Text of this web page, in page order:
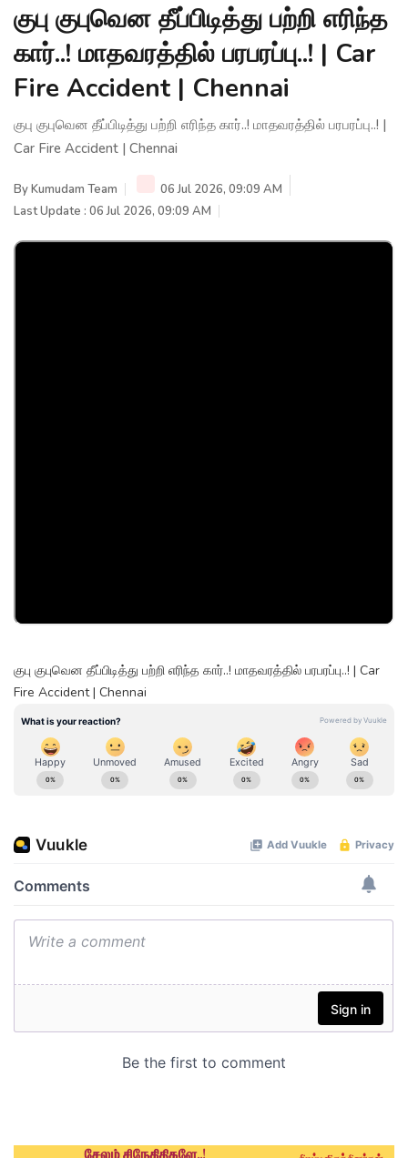
குபு குபுவென தீப்பிடித்து பற்றி எரிந்த
கார்..! மாதவரத்தில் பரபரப்பு..! | Car
Fire Accident | Chennai
குபு குபுவென தீப்பிடித்து பற்றி எரிந்த கார்..! மாதவரத்தில் பரபரப்பு..! |
Car Fire Accident | Chennai
ByKumudam Team
06 Jul 2026, 09:09 AM
Last Update : 06 Jul 2026, 09:09 AM
குபு குபுவென தீப்பிடித்து பற்றி எரிந்த கார்..! மாதவரத்தில் பரபரப்பு..! | Car
Fire Accident | Chennai